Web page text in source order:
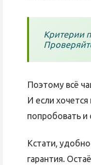
Критерии
Поэтому всё
И если
попробовать
Кстати,
гарантия.